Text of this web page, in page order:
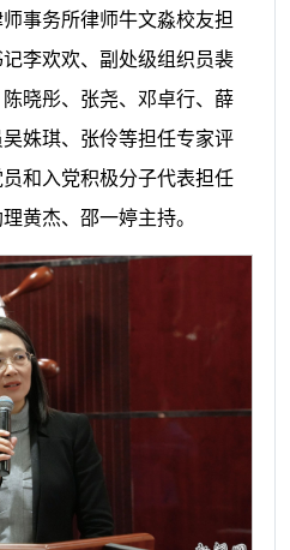
事务所律师牛文淼校友担
李欢欢、副处级组织员裴
晓彤、张尧、邓卓行、薛
姝琪、张伶等担任专家评
和入党积极分子代表担任
黄杰、邵一婷主持。